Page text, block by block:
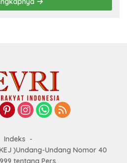
Indeks
)Undang-Undang Nomor 40
tentang Pers.